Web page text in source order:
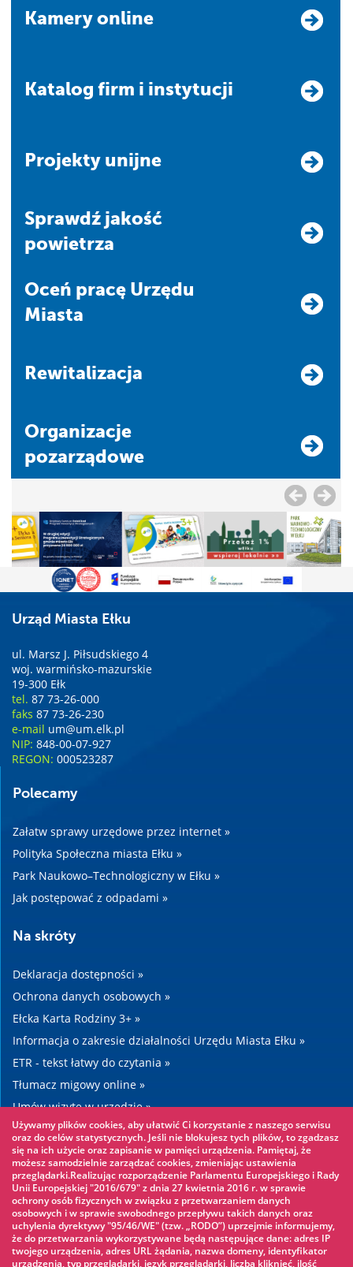
Kamery online
Katalog firm i instytucji
Projekty unijne
Sprawdź jakość
powietrza
Oceń pracę Urzędu
Miasta
Rewitalizacja
Organizacje
pozarządowe
Urząd Miasta Ełku
ul. Marsz J. Piłsudskiego 4
woj. warmińsko-mazurskie
19-300 Ełk
tel. 87 73-26-000
faks 87 73-26-230
e-mail um@um.elk.pl
NIP: 848-00-07-927
REGON: 000523287
Polecamy
Załatw sprawy urzędowe przez internet »
Polityka Społeczna miasta Ełku »
Park Naukowo–Technologiczny w Ełku »
Jak postępować z odpadami »
Na skróty
Deklaracja dostępności »
Ochrona danych osobowych »
Ełcka Karta Rodziny 3+ »
Informacja o zakresie działalności Urzędu Miasta Ełku »
ETR - tekst łatwy do czytania »
Tłumacz migowy online »
Umów wizytę w urzędzie »
Drogi »
Warto zobaczyć
Park linowy »
Park Wodny »
Lodowisko »
Używamy plików cookies, aby ułatwić Ci korzystanie z naszego serwisu
oraz do celów statystycznych. Jeśli nie blokujesz tych plików, to zgadzasz
się na ich użycie oraz zapisanie w pamięci urządzenia. Pamiętaj, że
możesz samodzielnie zarządzać cookies, zmieniając ustawienia
przeglądarki.Realizując rozporządzenie Parlamentu Europejskiego i Rady
Unii Europejskiej "2016/679" z dnia 27 kwietnia 2016 r. w sprawie
ochrony osób fizycznych w związku z przetwarzaniem danych
osobowych i w sprawie swobodnego przepływu takich danych oraz
uchylenia dyrektywy "95/46/WE" (tzw. „RODO”) uprzejmie informujemy,
że do przetwarzania wykorzystywane będą następujące dane: adres IP
twojego urządzenia, adres URL żądania, nazwa domeny, identyfikator
urządzenia, typ przeglądarki, język przeglądarki, liczba kliknięć, ilość